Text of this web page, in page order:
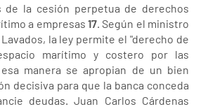
de la cesión perpetua de derechos
a empresas 17. Según el ministro
la ley permite el "derecho de
marítimo y costero por las
manera se apropian de un bien
decisiva para que la banca conceda
deudas. Juan Carlos Cárdenas